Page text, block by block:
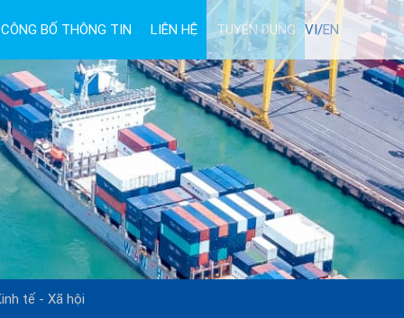
CÔNG BỐ THÔNG TIN LIÊN HỆ TUYỂN DỤNG VI/EN
tế - Xã hội